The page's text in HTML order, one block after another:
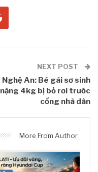
NEXT POST
Nghệ An: Bé gái sơ sinh
nặng 4kg bị bỏ rơi trước
cổng nhà dân
More From Author